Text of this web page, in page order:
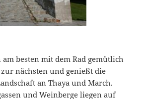
besten mit dem Rad gemütlich
nächsten und genießt die
an Thaya und March.
und Weinberge liegen auf